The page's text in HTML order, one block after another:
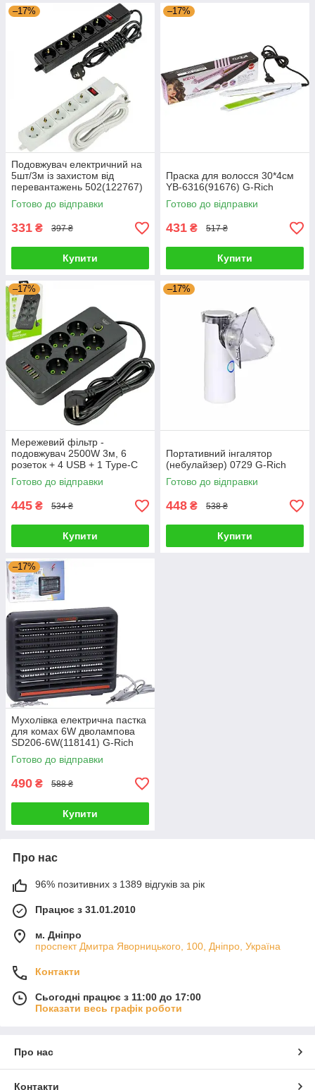
–17%
Подовжувач електричний на
5шт/3м із захистом від
перевантажень 502(122767)
G-Rich
Готово до відправки
331 ₴ 397 ₴
Купити
–17%
Праска для волосся 30*4см
YB-6316(91676) G-Rich
Готово до відправки
431 ₴ 517 ₴
Купити
–17%
Мережевий фільтр -
подовжувач 2500W 3м, 6
розеток + 4 USB + 1 Type-C
484(122739) G-Rich
Готово до відправки
445 ₴ 534 ₴
Купити
–17%
Портативний інгалятор
(небулайзер) 0729 G-Rich
Готово до відправки
448 ₴ 538 ₴
Купити
–17%
Мухолівка електрична пастка
для комах 6W дволампова
SD206-6W(118141) G-Rich
Готово до відправки
490 ₴ 588 ₴
Купити
Про нас
96% позитивних з 1389 відгуків за рік
Працює з 31.01.2010
м. Дніпро
проспект Дмитра Яворницького, 100, Дніпро, Україна
Контакти
Сьогодні працює з 11:00 до 17:00
Показати весь графік роботи
Про нас
Контакти